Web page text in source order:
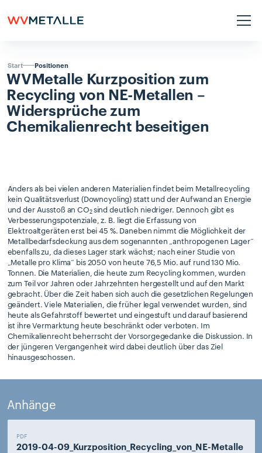
Start Positionen
WVMetalle Kurzposition zum
Recycling von NE-Metallen –
Widersprüche zum
Chemikalienrecht beseitigen
Anders als bei vielen anderen Materialien findet beim Metallrecycling
kein Qualitätsverlust (Downcycling) statt und der Aufwand an Energie
und der Ausstoß an CO2sind deutlich niedriger. Dennoch gibt es
Verbesserungspotenziale, z. B. liegt die Erfassung von
Elektroaltgeräten erst bei 45 %. Daneben nimmt die Möglichkeit der
Metallbedarfsdeckung aus dem sogenannten „anthropogenen Lager“
ebenfalls zu, da dieses Lager stark wächst; nach einer Studie von
„Metalle pro Klima“ bis 2050 von heute 76,5 Mio. auf rund 130 Mio.
Tonnen. Die Materialien, die heute zum Recycling kommen, wurden
zum Teil vor Jahren oder Jahrzehnten hergestellt und auf den Markt
gebracht. Über die Zeit haben sich auch die gesetzlichen Regelungen
geändert. Viele Materialien, die früher legal verwendet wurden, sind
heute als Gefahrstoff bewertet und eingestuft und darauf basierend
ist ihre Vermarktung heute beschränkt oder verboten. Im
Chemikalienrecht beherrscht der Vorsorgegedanke die Diskussion. In
der jüngeren Vergangenheit wird dabei deutlich über das Ziel
hinausgeschossen.
Anhänge
PDF
2019-04-09_Kurzposition_Recycling_von_NE-Metalle